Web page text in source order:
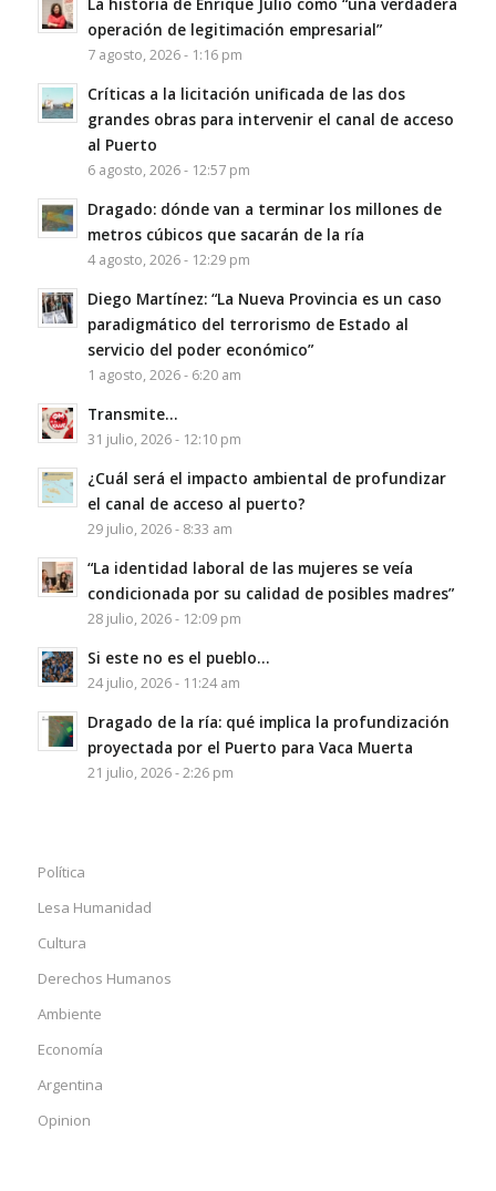
La historia de Enrique Julio como “una verdadera
operación de legitimación empresarial”
7 agosto, 2026 - 1:16 pm
Críticas a la licitación unificada de las dos
grandes obras para intervenir el canal de acceso
al Puerto
6 agosto, 2026 - 12:57 pm
Dragado: dónde van a terminar los millones de
metros cúbicos que sacarán de la ría
4 agosto, 2026 - 12:29 pm
Diego Martínez: “La Nueva Provincia es un caso
paradigmático del terrorismo de Estado al
servicio del poder económico”
1 agosto, 2026 - 6:20 am
Transmite…
31 julio, 2026 - 12:10 pm
¿Cuál será el impacto ambiental de profundizar
el canal de acceso al puerto?
29 julio, 2026 - 8:33 am
“La identidad laboral de las mujeres se veía
condicionada por su calidad de posibles madres”
28 julio, 2026 - 12:09 pm
Si este no es el pueblo…
24 julio, 2026 - 11:24 am
Dragado de la ría: qué implica la profundización
proyectada por el Puerto para Vaca Muerta
21 julio, 2026 - 2:26 pm
Política
Lesa Humanidad
Cultura
Derechos Humanos
Ambiente
Economía
Argentina
Opinion